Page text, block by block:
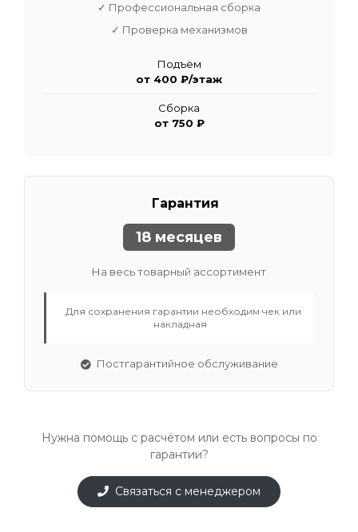
✓ Профессиональная сборка
✓ Проверка механизмов
Подъём
от 400 ₽/этаж
Сборка
от 750 ₽
Гарантия
18 месяцев
На весь товарный ассортимент
Для сохранения гарантии необходим чек или
накладная
Постгарантийное обслуживание
Нужна помощь с расчётом или есть вопросы по
гарантии?
Связаться с менеджером